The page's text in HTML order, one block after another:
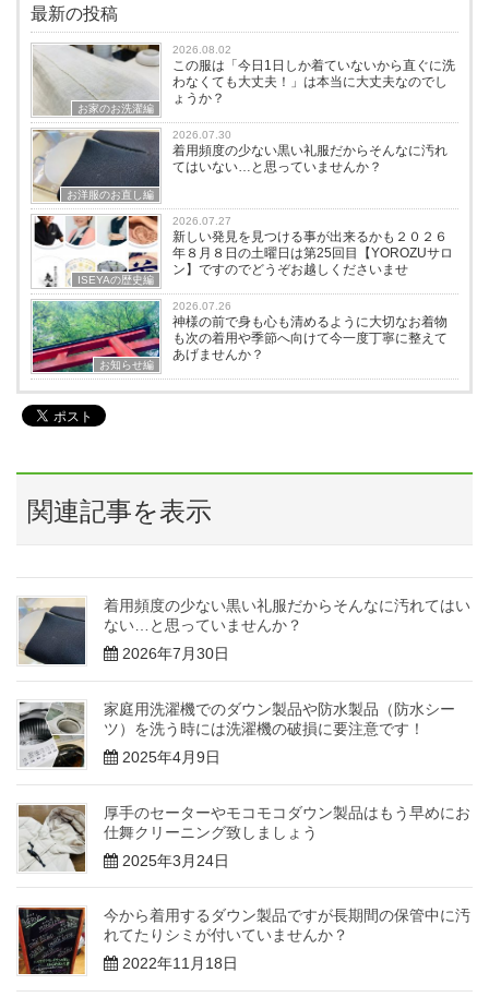
最新の投稿
お家のお洗濯編
2026.08.02
この服は「今日1日しか着ていないから直ぐに洗
わなくても大丈夫！」は本当に大丈夫なのでし
ょうか？
お洋服のお直し編
2026.07.30
着用頻度の少ない黒い礼服だからそんなに汚れ
てはいない…と思っていませんか？
ISEYAの歴史編
2026.07.27
新しい発見を見つける事が出来るかも２０２６
年８月８日の土曜日は第25回目【YOROZUサロ
ン】ですのでどうぞお越しくださいませ
お知らせ編
2026.07.26
神様の前で身も心も清めるように大切なお着物
も次の着用や季節へ向けて今一度丁寧に整えて
あげませんか？
関連記事を表示
着用頻度の少ない黒い礼服だからそんなに汚れてはい
ない…と思っていませんか？
2026年7月30日
家庭用洗濯機でのダウン製品や防水製品（防水シー
ツ）を洗う時には洗濯機の破損に要注意です！
2025年4月9日
厚手のセーターやモコモコダウン製品はもう早めにお
仕舞クリーニング致しましょう
2025年3月24日
今から着用するダウン製品ですが長期間の保管中に汚
れてたりシミが付いていませんか？
2022年11月18日